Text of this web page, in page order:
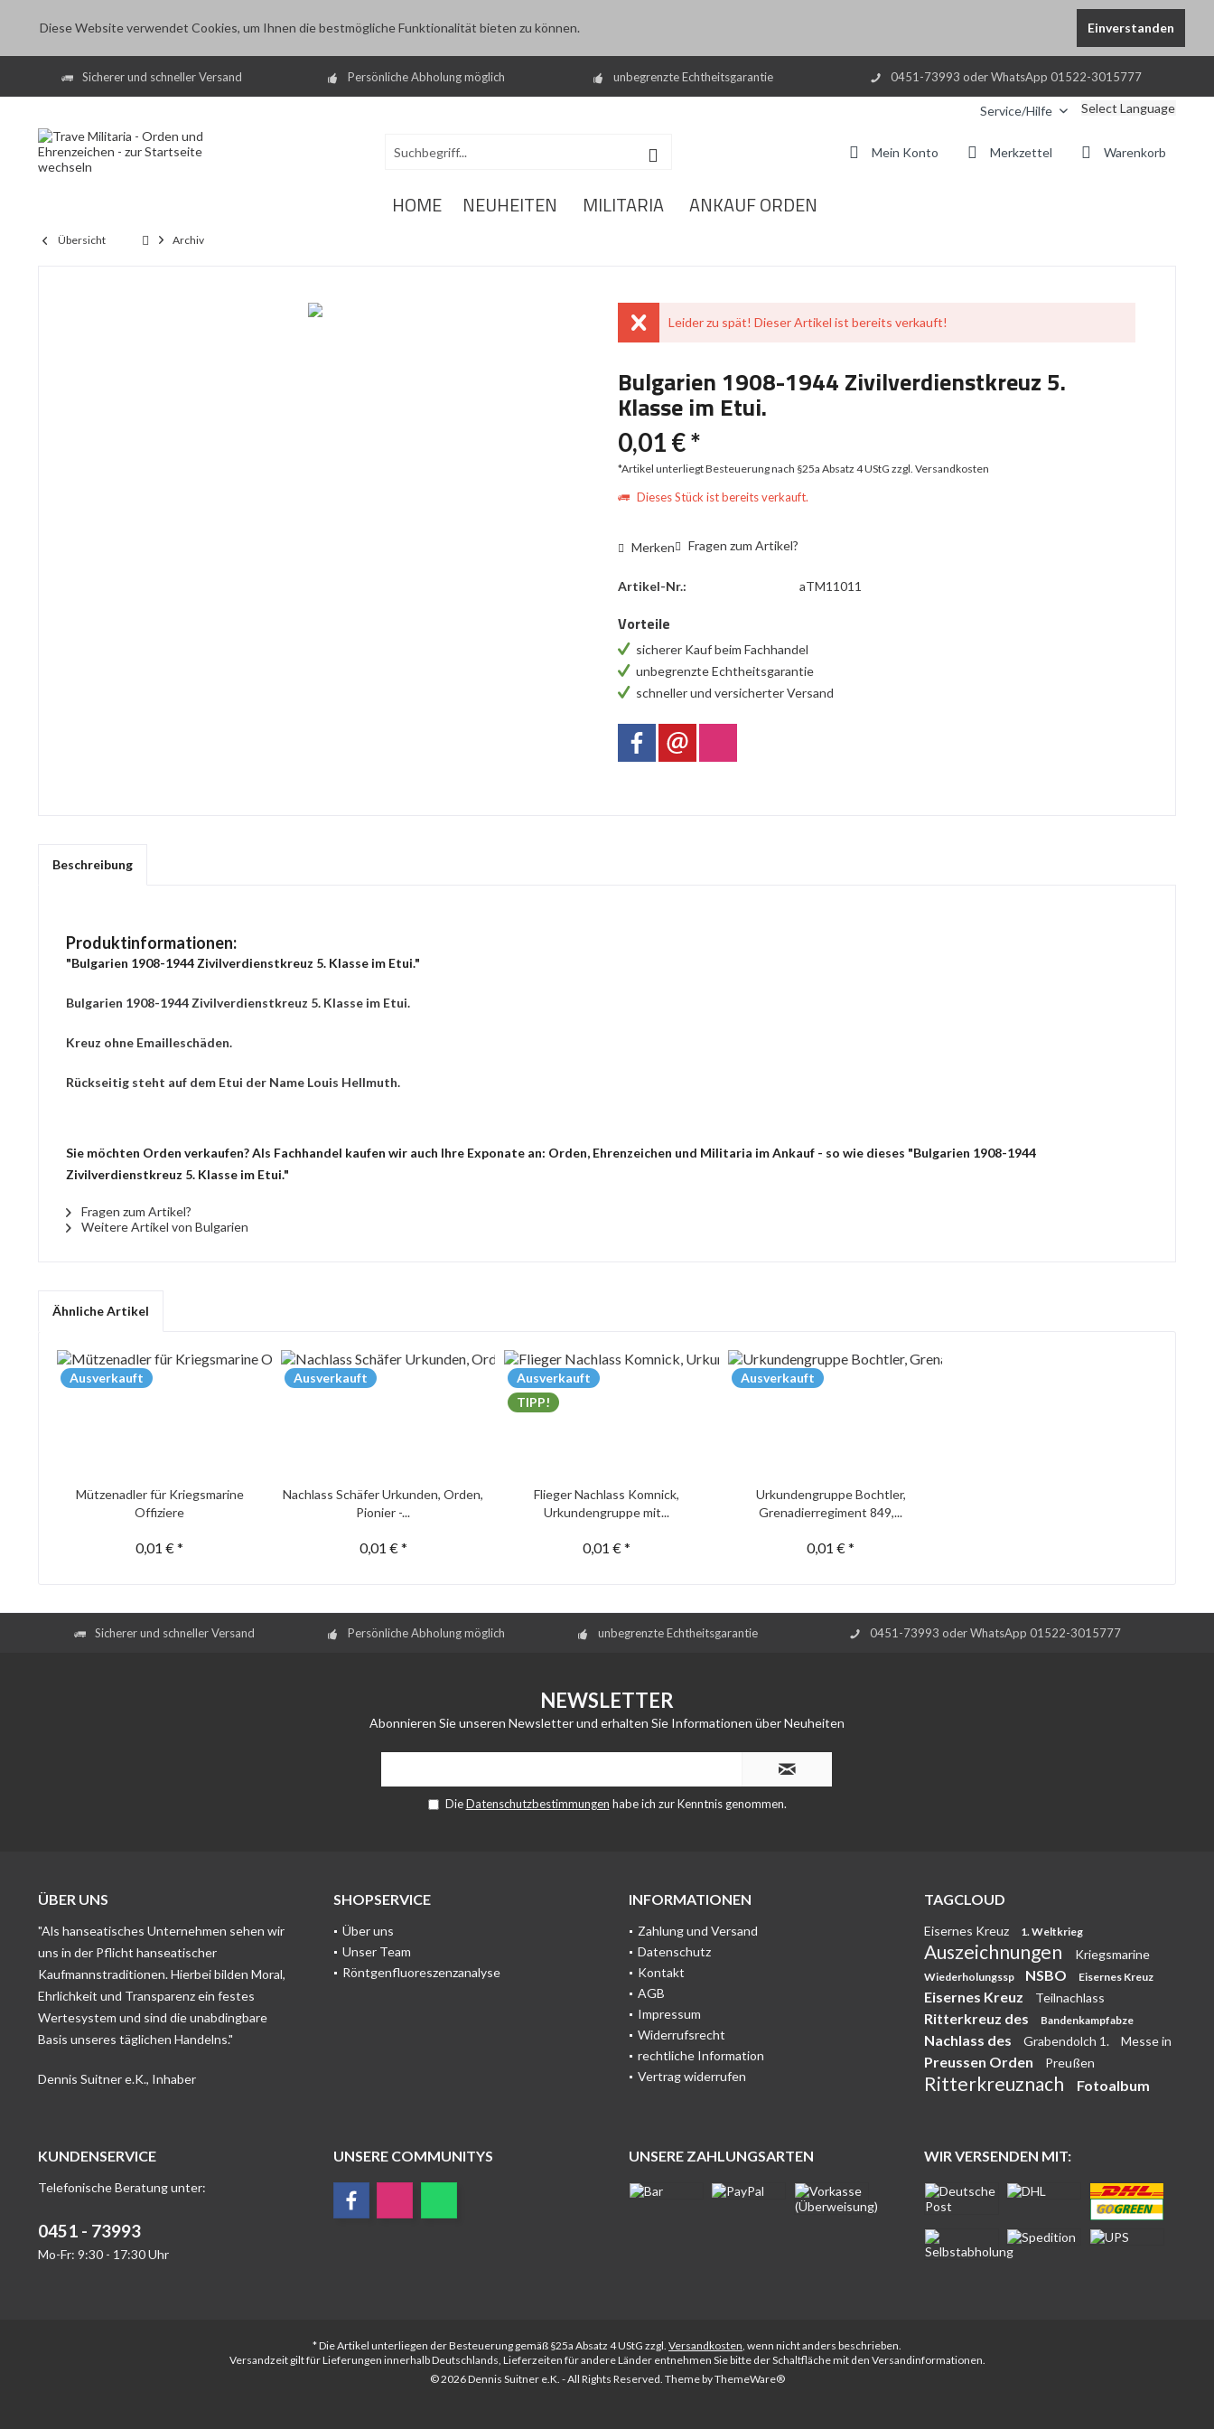
Diese Website verwendet Cookies, um Ihnen die bestmögliche Funktionalität bieten zu können. Einverstanden
Sicherer und schneller Versand Persönliche Abholung möglich unbegrenzte Echtheitsgarantie 0451-73993 oder WhatsApp 01522-3015777
Service/Hilfe Select Language
Warenkorb
Merkzettel
Mein Konto
HOME NEUHEITEN MILITARIA ANKAUF ORDEN
Übersicht Archiv
Leider zu spät! Dieser Artikel ist bereits verkauft!
Bulgarien 1908-1944 Zivilverdienstkreuz 5.
Klasse im Etui.
0,01 € *
*Artikel unterliegt Besteuerung nach §25a Absatz 4 UStGzzgl. Versandkosten
Dieses Stück ist bereits verkauft.
Merken Fragen zum Artikel?
Artikel-Nr.: aTM11011
Vorteile
sicherer Kauf beim Fachhandel
unbegrenzte Echtheitsgarantie
schneller und versicherter Versand
Beschreibung
Produktinformationen:
"Bulgarien 1908-1944 Zivilverdienstkreuz 5. Klasse im Etui."
Bulgarien 1908-1944 Zivilverdienstkreuz 5. Klasse im Etui.
Kreuz ohne Emailleschäden.
Rückseitig steht auf dem Etui der Name Louis Hellmuth.
Sie möchten Orden verkaufen? Als Fachhandel kaufen wir auch Ihre Exponate an: Orden, Ehrenzeichen und Militaria im Ankauf - so wie dieses "Bulgarien 1908-1944
Zivilverdienstkreuz 5. Klasse im Etui."
Fragen zum Artikel?
Weitere Artikel von Bulgarien
Ähnliche Artikel
Ausverkauft
Mützenadler für Kriegsmarine
Offiziere
0,01 € *
Ausverkauft
Nachlass Schäfer Urkunden, Orden,
Pionier -...
0,01 € *
Ausverkauft
TIPP!
Flieger Nachlass Komnick,
Urkundengruppe mit...
0,01 € *
Ausverkauft
Urkundengruppe Bochtler,
Grenadierregiment 849,...
0,01 € *
Sicherer und schneller Versand Persönliche Abholung möglich unbegrenzte Echtheitsgarantie 0451-73993 oder WhatsApp 01522-3015777
NEWSLETTER
Abonnieren Sie unseren Newsletter und erhalten Sie Informationen über Neuheiten
DieDatenschutzbestimmungen habe ich zur Kenntnis genommen.
ÜBER UNS
"Als hanseatisches Unternehmen sehen wir
uns in der Pflicht hanseatischer
Kaufmannstraditionen. Hierbei bilden Moral,
Ehrlichkeit und Transparenz ein festes
Wertesystem und sind die unabdingbare
Basis unseres täglichen Handelns."
Dennis Suitner e.K., Inhaber
SHOPSERVICE
Über uns
Unser Team
Röntgenfluoreszenzanalyse
INFORMATIONEN
Zahlung und Versand
Datenschutz
Kontakt
AGB
Impressum
Widerrufsrecht
rechtliche Information
Vertrag widerrufen
TAGCLOUD
Eisernes Kreuz 1. Weltkrieg
Auszeichnungen Kriegsmarine
Wiederholungssp NSBO Eisernes Kreuz
Eisernes Kreuz Teilnachlass
Ritterkreuz des Bandenkampfabze
Nachlass des Grabendolch 1. Messe in
Preussen Orden Preußen
Ritterkreuznach Fotoalbum
KUNDENSERVICE
Telefonische Beratung unter:
0451 - 73993
Mo-Fr: 9:30 - 17:30 Uhr
UNSERE COMMUNITYS UNSERE ZAHLUNGSARTEN WIR VERSENDEN MIT:
* Die Artikel unterliegen der Besteuerung gemäß §25a Absatz 4 UStG zzgl. Versandkosten, wenn nicht anders beschrieben.
Versandzeit gilt für Lieferungen innerhalb Deutschlands, Lieferzeiten für andere Länder entnehmen Sie bitte der Schaltfläche mit den Versandinformationen.
© 2026 Dennis Suitner e.K. - All Rights Reserved. Theme byThemeWare®